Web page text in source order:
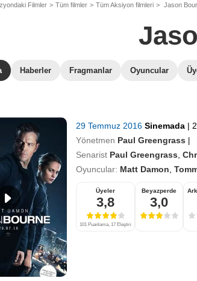
Filmler Tüm filmler Tüm Aksiyon filmleri Jason
Haberler Fragmanlar Oyuncular
29 Temmuz 2016 Sinemada |
Yönetmen Paul Greengrass
Senarist Paul Greengrass
Oyuncular: Matt Damon
Üyeler
3,8
101 Puanlama, 17 Eleştiri
Beyazperde
3,0